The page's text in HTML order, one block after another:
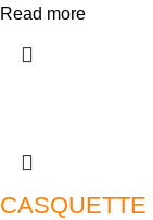
Read more